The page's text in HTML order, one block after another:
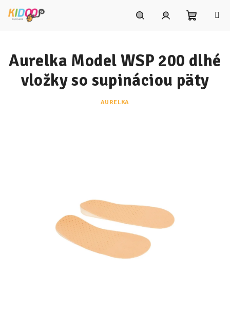
košík
Aurelka Model WSP 200 dlhé
vložky so supináciou päty
AURELKA